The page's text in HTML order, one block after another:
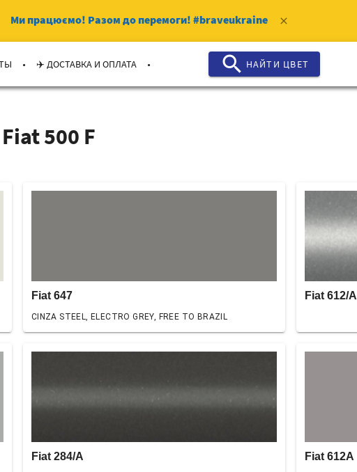
Ми працюємо! Разом до перемоги! #braveukraine clear
. ✈️ ДОСТАВКА И ОПЛАТА . search НАЙТИ ЦВЕТ
500 F
Fiat 647
CINZA STEEL, ELECTRO GREY, FREE TO BRAZIL
Fiat 612/A
Fiat 284/A Fiat 612A